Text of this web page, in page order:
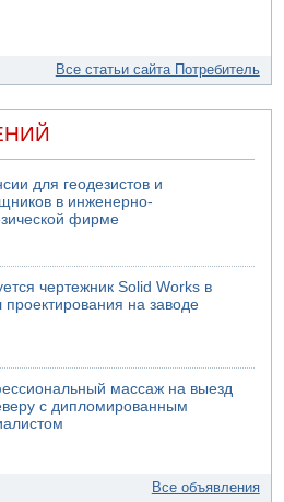
Все статьи сайта Потребитель
для геодезистов и
в инженерно-
фирме
чертежник Solid Works в
проектирования на заводе
массаж на выезд
с дипломированным
Все объявления